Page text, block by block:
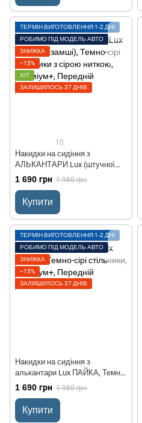
ТЕРМІН ВИГОТОВЛЕННЯ 1-2 ДНІ
РОБИМО ПІД МОДЕЛЬ АВТО
ЗНИЖКА
−15%
ХІТ
ЗАЛИШИЛОСЬ 37 ДНІВ
10
Накидки на сидіння з
АЛЬКАНТАРИ Lux (штучної
замші), Темно-сірі стільники з
сірою ниткою, Преміум+,
Передній комплект
1 690 грн 1 980 грн
Купити
ТЕРМІН ВИГОТОВЛЕННЯ 1-2 ДНІ
РОБИМО ПІД МОДЕЛЬ АВТО
ЗНИЖКА
−15%
ЗАЛИШИЛОСЬ 37 ДНІВ
Накидки на сидіння з
алькантари Lux ПАЙКА, Темно-
сірі стільники, Преміум+,
Передній комплект
1 690 грн 1 980 грн
Купити